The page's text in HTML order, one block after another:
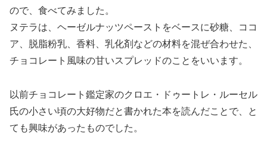
ので、食べてみました。
ヌテラは、ヘーゼルナッツペーストをベースに砂糖、ココ
ア、脱脂粉乳、香料、乳化剤などの材料を混ぜ合わせた、
チョコレート風味の甘いスプレッドのことをいいます。
以前チョコレート鑑定家のクロエ・ドゥートレ・ルーセル
氏の小さい頃の大好物だと書かれた本を読んだことで、と
ても興味があったものでした。